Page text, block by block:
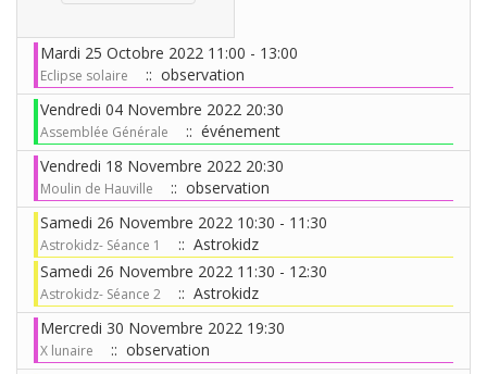
Mardi 25 Octobre 2022 11:00 - 13:00
Eclipse solaire
:: observation
Vendredi 04 Novembre 2022 20:30
Assemblée Générale
:: événement
Vendredi 18 Novembre 2022 20:30
Moulin de Hauville
:: observation
Samedi 26 Novembre 2022 10:30 - 11:30
Astrokidz- Séance 1
:: Astrokidz
Samedi 26 Novembre 2022 11:30 - 12:30
Astrokidz- Séance 2
:: Astrokidz
Mercredi 30 Novembre 2022 19:30
X lunaire
:: observation